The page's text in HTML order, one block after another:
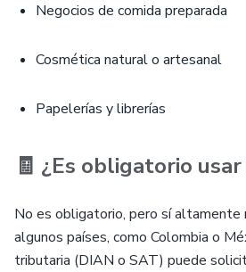
Negocios de comida preparada
Cosmética natural o artesanal
Papelerías y librerías
🧾 ¿Es obligatorio
No es obligatorio, pero sí altamente
algunos países, como Colombia o
tributaria (DIAN o SAT) puede